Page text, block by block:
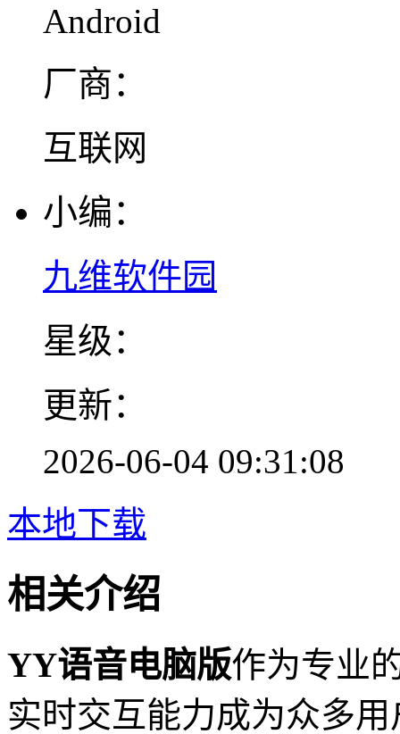
Android
厂商：
互联网
小编：
九维软件园
星级：
更新：
2026-06-04 09:31:08
本地下载
相关介绍
YY语音电脑版作为专业
实时交互能力成为众多